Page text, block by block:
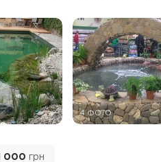
4 ФОТО
000 грн